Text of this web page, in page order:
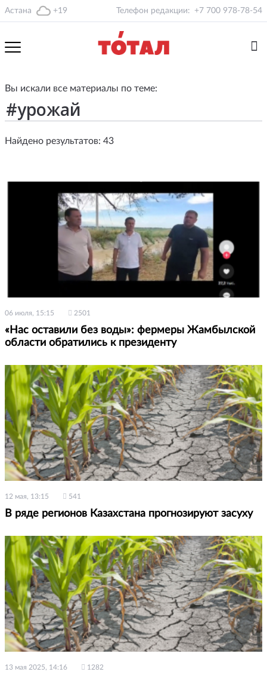
Астана +19 Телефон редакции: +7 700 978-78-54
Вы искали все материалы по теме:
Найдено результатов: 43
06 июля, 15:15 2501
«Нас оставили без воды»: фермеры Жамбылской
области обратились к президенту
12 мая, 13:15 541
В ряде регионов Казахстана прогнозируют засуху
13 мая 2025, 14:16 1282